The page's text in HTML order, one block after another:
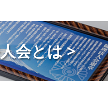
会とは >